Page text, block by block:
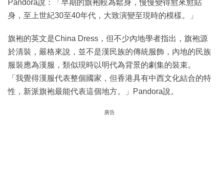
Pandora說：「早期的旗袍較為鬆身，慢慢變得愈來愈貼
身，至上世紀30至40年代，大致演變至現時的模樣。」
旗袍的英文是China Dress，但不少內地學者指出，旗袍源
於清裝，嚴格來說，並不是漢民族的傳統服飾，內地的民族
服裝應為漢服，類似現時以明代為背景的劇集的裝束。
「我覺得漢服代表整個國家，但香港具有中西文化結合的特
性，新派旗袍最能代表這個地方。」Pandora說。
廣告